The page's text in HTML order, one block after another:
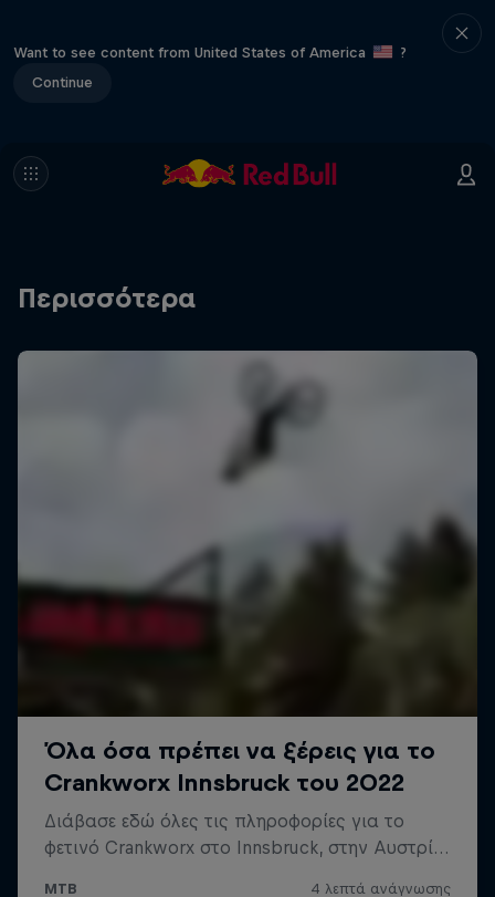
Want to see content from United States of America
?
Continue
Περισσότερα